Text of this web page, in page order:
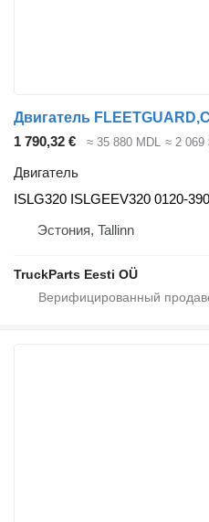
1 790,32 € ≈ 35 880 MDL ≈ 2 069
Двигатель
ISLG320 ISLGEEV320 0120-
Эстония, Tallinn
TruckParts Eesti OÜ